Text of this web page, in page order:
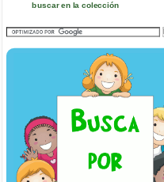
buscar en la colección